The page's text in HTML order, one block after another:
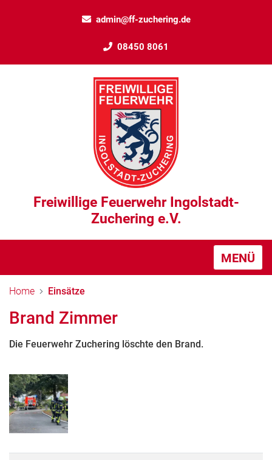
admin@ff-zuchering.de
08450 8061
Freiwillige Feuerwehr Ingolstadt-
Zuchering e.V.
MENÜ
Home Einsätze
Brand Zimmer
Die Feuerwehr Zuchering löschte den Brand.